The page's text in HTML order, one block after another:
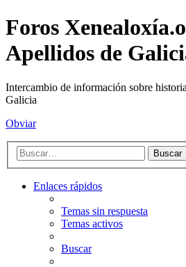
Foros
Apellidos de
Intercambio de información sobre
Galicia
Obviar
Buscar
Enlaces rápidos
Temas sin respuesta
Temas activos
Buscar